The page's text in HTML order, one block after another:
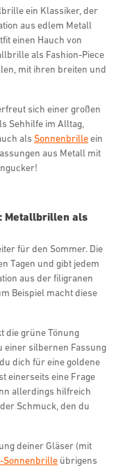
ein Klassiker, der
aus edlem Metall
einen Hauch von
als Fashion-Piece
mit ihren breiten und
sich einer großen
Sehhilfe im Alltag,
als Sonnenbrilleein
aus Metall mit
Metallbrillen als
für den Sommer. Die
Tagen und gibt jedem
aus der filigranen
Beispiel macht diese
die grüne Tönung
einer silbernen Fassung
dich für eine goldene
einerseits eine Frage
allerdings hilfreich
Schmuck, den du
deiner Gläser (mit
Sonnenbrille übrigens